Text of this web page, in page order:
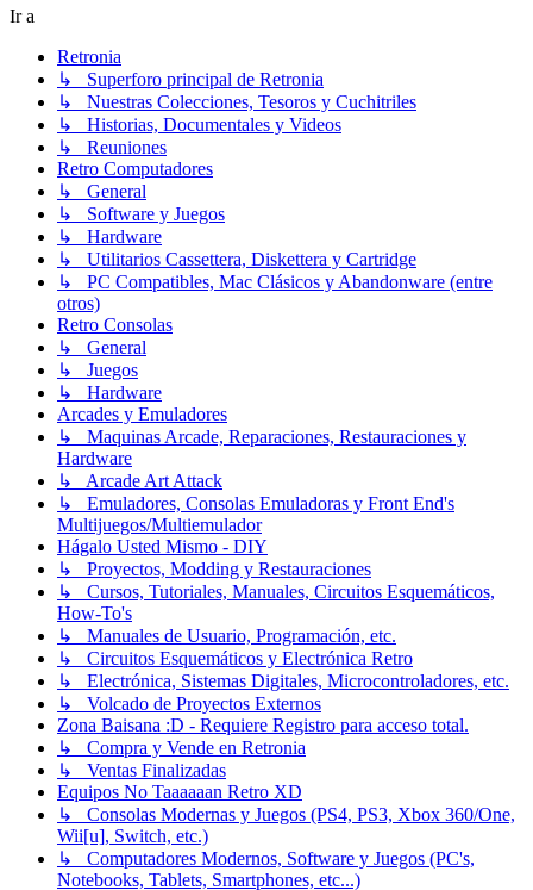
Ir a
Retronia
↳ Superforo principal de Retronia
↳ Nuestras Colecciones, Tesoros y Cuchitriles
↳ Historias, Documentales y Videos
↳ Reuniones
Retro Computadores
↳ General
↳ Software y Juegos
↳ Hardware
↳ Utilitarios Cassettera, Diskettera y Cartridge
↳ PC Compatibles, Mac Clásicos y Abandonware (entre
otros)
Retro Consolas
↳ General
↳ Juegos
↳ Hardware
Arcades y Emuladores
↳ Maquinas Arcade, Reparaciones, Restauraciones y
Hardware
↳ Arcade Art Attack
↳ Emuladores, Consolas Emuladoras y Front End's
Multijuegos/Multiemulador
Hágalo Usted Mismo - DIY
↳ Proyectos, Modding y Restauraciones
↳ Cursos, Tutoriales, Manuales, Circuitos Esquemáticos,
How-To's
↳ Manuales de Usuario, Programación, etc.
↳ Circuitos Esquemáticos y Electrónica Retro
↳ Electrónica, Sistemas Digitales, Microcontroladores, etc.
↳ Volcado de Proyectos Externos
Zona Baisana :D - Requiere Registro para acceso total.
↳ Compra y Vende en Retronia
↳ Ventas Finalizadas
Equipos No Taaaaaan Retro XD
↳ Consolas Modernas y Juegos (PS4, PS3, Xbox 360/One,
Wii[u], Switch, etc.)
↳ Computadores Modernos, Software y Juegos (PC's,
Notebooks, Tablets, Smartphones, etc...)